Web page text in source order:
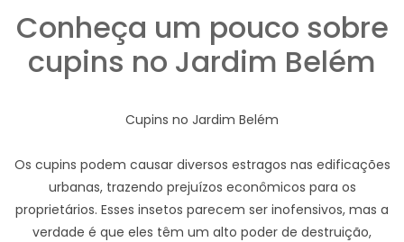
Conheça um pouco sobre
cupins no Jardim Belém
Cupins no Jardim Belém
Os cupins podem causar diversos estragos nas edificações
urbanas, trazendo prejuízos econômicos para os
proprietários. Esses insetos parecem ser inofensivos, mas a
verdade é que eles têm um alto poder de destruição,